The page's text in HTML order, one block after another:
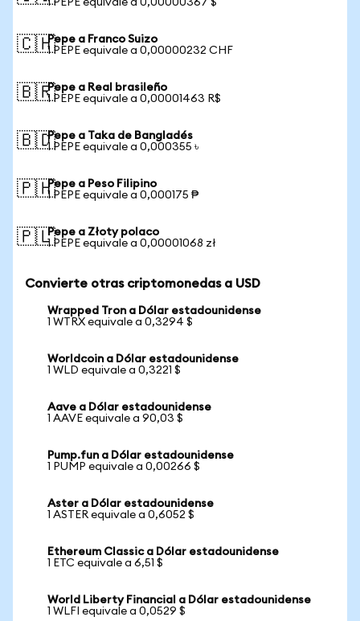
1 PEPE equivale a 0,00000367 $
🇨🇭Pepe a Franco Suizo
1 PEPE equivale a 0,00000232 CHF
🇧🇷Pepe a Real brasileño
1 PEPE equivale a 0,00001463 R$
🇧🇩Pepe a Taka de Bangladés
1 PEPE equivale a 0,000355 ৳
🇵🇭Pepe a Peso Filipino
1 PEPE equivale a 0,000175 ₱
🇵🇱Pepe a Złoty polaco
1 PEPE equivale a 0,00001068 zł
Convierte otras criptomonedas a USD
Wrapped Tron a Dólar estadounidense
1 WTRX equivale a 0,3294 $
Worldcoin a Dólar estadounidense
1 WLD equivale a 0,3221 $
Aave a Dólar estadounidense
1 AAVE equivale a 90,03 $
Pump.fun a Dólar estadounidense
1 PUMP equivale a 0,00266 $
Aster a Dólar estadounidense
1 ASTER equivale a 0,6052 $
Ethereum Classic a Dólar estadounidense
1 ETC equivale a 6,51 $
World Liberty Financial a Dólar estadounidense
1 WLFI equivale a 0,0529 $